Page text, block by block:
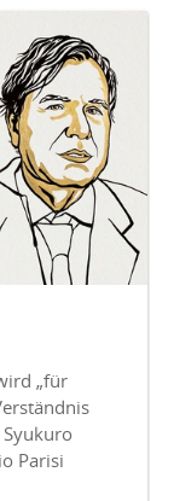
„für
Parisi